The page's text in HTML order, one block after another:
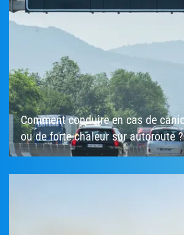
Comment conduire en cas de
ou de forte chaleur sur autoroute ?